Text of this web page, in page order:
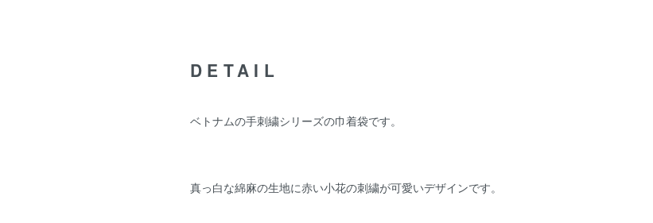
DETAIL
ベトナムの手刺繍シリーズの巾着袋です。
真っ白な綿麻の生地に赤い小花の刺繍が可愛いデザインです。